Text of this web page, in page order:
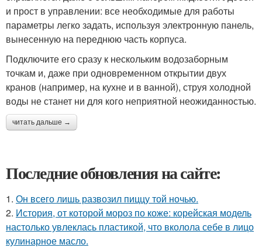
и прост в управлении: все необходимые для работы
параметры легко задать, используя электронную панель,
вынесенную на переднюю часть корпуса.
Подключите его сразу к нескольким водозаборным
точкам и, даже при одновременном открытии двух
кранов (например, на кухне и в ванной), струя холодной
воды не станет ни для кого неприятной неожиданностью.
читать дальше →
Последние обновления на сайте:
1. Он всего лишь развозил пиццу той ночью.
2. История, от которой мороз по коже: корейская модель
настолько увлеклась пластикой, что вколола себе в лицо
кулинарное масло.